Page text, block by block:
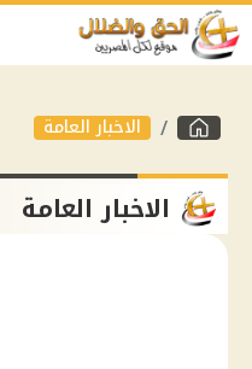
الاخبار العامة
الاخبار العامة